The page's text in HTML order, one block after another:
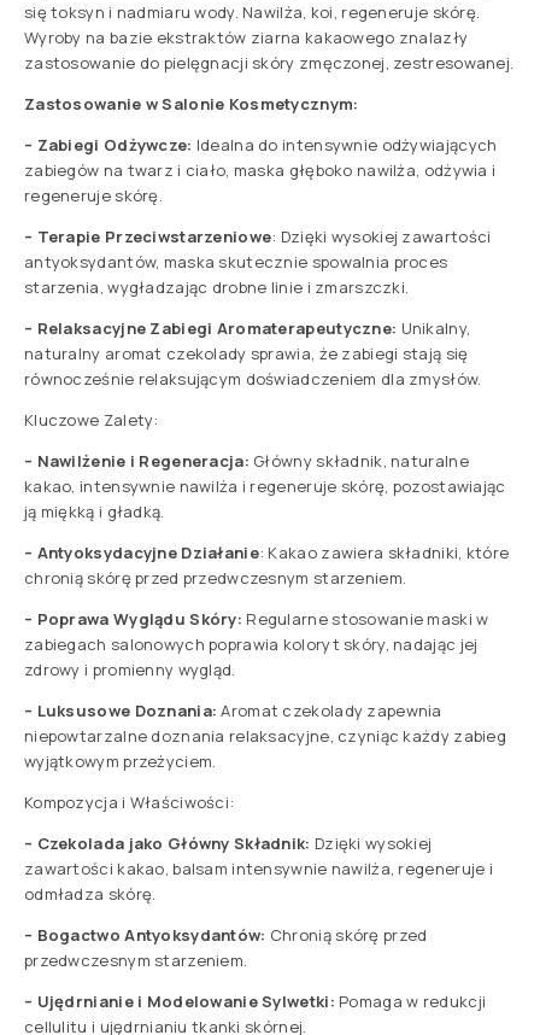
się toksyn i nadmiaru wody. Nawilża, koi, regeneruje skórę.
Wyroby na bazie ekstraktów ziarna kakaowego znalazły
zastosowanie do pielęgnacji skóry zmęczonej, zestresowanej.
Zastosowanie w Salonie Kosmetycznym:
– Zabiegi Odżywcze: Idealna do intensywnie odżywiających
zabiegów na twarz i ciało, maska głęboko nawilża, odżywia i
regeneruje skórę.
– Terapie Przeciwstarzeniowe: Dzięki wysokiej zawartości
antyoksydantów, maska skutecznie spowalnia proces
starzenia, wygładzając drobne linie i zmarszczki.
– Relaksacyjne Zabiegi Aromaterapeutyczne: Unikalny,
naturalny aromat czekolady sprawia, że zabiegi stają się
równocześnie relaksującym doświadczeniem dla zmysłów.
Kluczowe Zalety:
– Nawilżenie i Regeneracja: Główny składnik, naturalne
kakao, intensywnie nawilża i regeneruje skórę, pozostawiając
ją miękką i gładką.
– Antyoksydacyjne Działanie: Kakao zawiera składniki, które
chronią skórę przed przedwczesnym starzeniem.
– Poprawa Wyglądu Skóry: Regularne stosowanie maski w
zabiegach salonowych poprawia koloryt skóry, nadając jej
zdrowy i promienny wygląd.
– Luksusowe Doznania: Aromat czekolady zapewnia
niepowtarzalne doznania relaksacyjne, czyniąc każdy zabieg
wyjątkowym przeżyciem.
Kompozycja i Właściwości:
– Czekolada jako Główny Składnik: Dzięki wysokiej
zawartości kakao, balsam intensywnie nawilża, regeneruje i
odmładza skórę.
– Bogactwo Antyoksydantów: Chronią skórę przed
przedwczesnym starzeniem.
– Ujędrnianie i Modelowanie Sylwetki: Pomaga w redukcji
cellulitu i ujędrnianiu tkanki skórnej.